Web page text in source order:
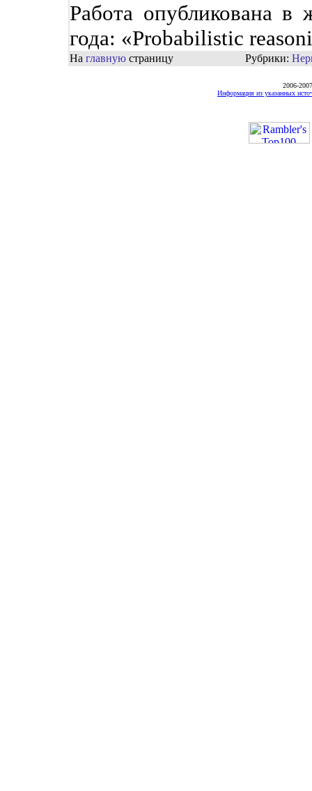
Работа опубликована
года: «Probabilistic
На главную страницу Рубрики:
2006-
Информация из указанных